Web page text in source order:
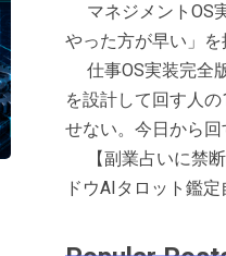
マネジメントOS
やった方が早い」
仕事OS実装完全
を設計して回す人
せない。今日から回
【副業占いに禁
ドウAIタロット鑑